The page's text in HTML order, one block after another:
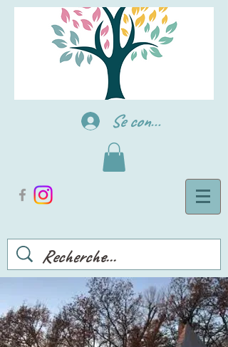
Se connecter